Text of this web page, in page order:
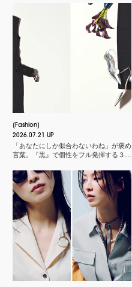
Fashion
2026.07.21 UP
「あなたにしか似合わないわね」が褒め
言葉。『黒』で個性をフル発揮する３つ